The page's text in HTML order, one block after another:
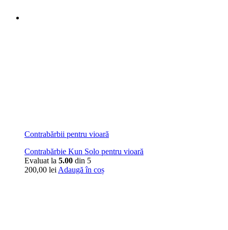
Contrabărbii pentru vioară
Contrabărbie Kun Solo pentru vioară
Evaluat la 5.00 din 5
200,00 lei Adaugă în coș